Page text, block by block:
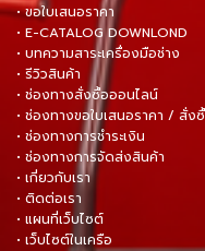
• ขอใบเสนอราคา
• E-CATALOG DOWNLOND
• บทความสาระเครื่องมือช่าง
• รีวิวสินค้า
• ช่องทางสั่งซื้อออนไลน์
• ช่องทางขอใบเสนอราคา / สั่ง
• ช่องทางการชำระเงิน
• ช่องทางการจัดส่งสินค้า
• เกี่ยวกับเรา
• ติดต่อเรา
• แผนที่เว็บไซต์
• เว็บไซต์ในเครือ